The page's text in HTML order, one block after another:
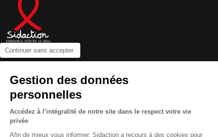
Continuer sans accepter
Gestion des données
personnelles
Accédez à l’intégralité de notre site dans le respect votre vie
privée
Afin de mieux vous informer, Sidaction a recours à des cookies pour
Newsletter
Nous suivre sur les réseaux :